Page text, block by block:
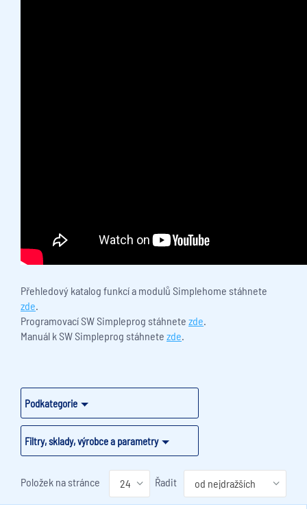
Podkategorie
Filtry, sklady, výrobce a parametry
Přehledový katalog funkcí a modulů Simplehome stáhnete
zde.
Programovací SW Simpleprog stáhnete zde.
Manuál k SW Simpleprog stáhnete zde.
Položek na stránce Řadit